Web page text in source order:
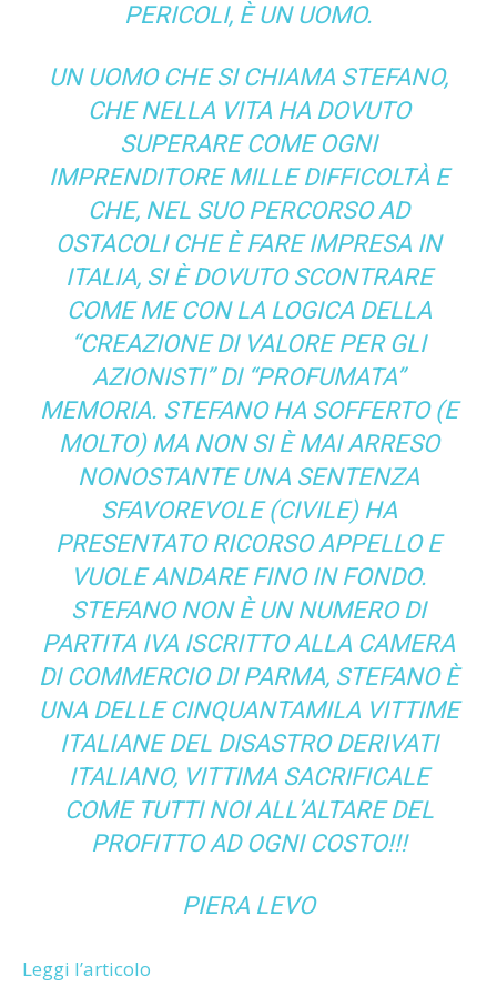
PERICOLI, È UN UOMO.
UN UOMO CHE SI CHIAMA STEFANO,
CHE NELLA VITA HA DOVUTO
SUPERARE COME OGNI
IMPRENDITORE MILLE DIFFICOLTÀ E
CHE, NEL SUO PERCORSO AD
OSTACOLI CHE È FARE IMPRESA IN
ITALIA, SI È DOVUTO SCONTRARE
COME ME CON LA LOGICA DELLA
“CREAZIONE DI VALORE PER GLI
AZIONISTI” DI “PROFUMATA”
MEMORIA. STEFANO HA SOFFERTO (E
MOLTO) MA NON SI È MAI ARRESO
NONOSTANTE UNA SENTENZA
SFAVOREVOLE (CIVILE) HA
PRESENTATO RICORSO APPELLO E
VUOLE ANDARE FINO IN FONDO.
STEFANO NON È UN NUMERO DI
PARTITA IVA ISCRITTO ALLA CAMERA
DI COMMERCIO DI PARMA, STEFANO È
UNA DELLE CINQUANTAMILA VITTIME
ITALIANE DEL DISASTRO DERIVATI
ITALIANO, VITTIMA SACRIFICALE
COME TUTTI NOI ALL’ALTARE DEL
PROFITTO AD OGNI COSTO!!!
PIERA LEVO
Leggi l’articolo